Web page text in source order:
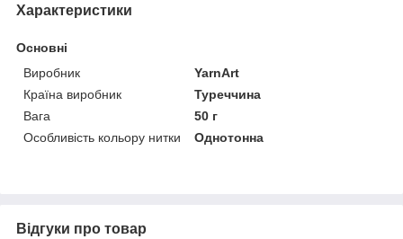
Характеристики
Основні
Виробник
YarnArt
Країна виробник
Туреччина
Вага
50 г
Особливість кольору нитки
Однотонна
Відгуки про товар